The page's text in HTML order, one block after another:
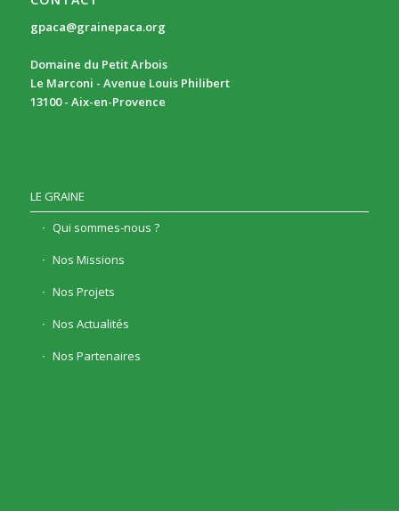
gpaca@grainepaca.org
Domaine du Petit Arbois
Le Marconi - Avenue Louis Philibert
13100 - Aix-en-Provence
LE GRAINE
Qui sommes-nous ?
Nos Missions
Nos Projets
Nos Actualités
Nos Partenaires